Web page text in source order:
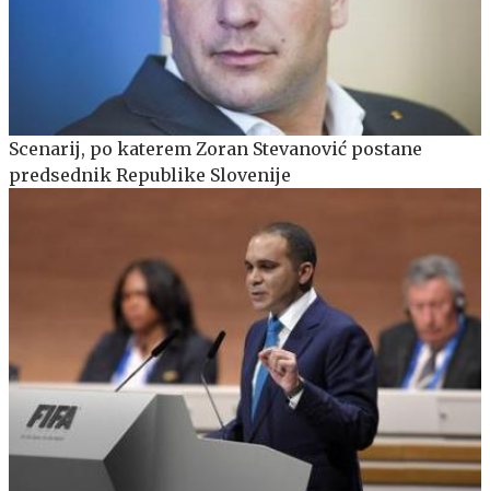
Scenarij, po katerem Zoran Stevanović postane
predsednik Republike Slovenije